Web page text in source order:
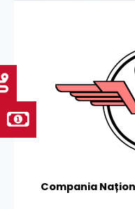
Compania